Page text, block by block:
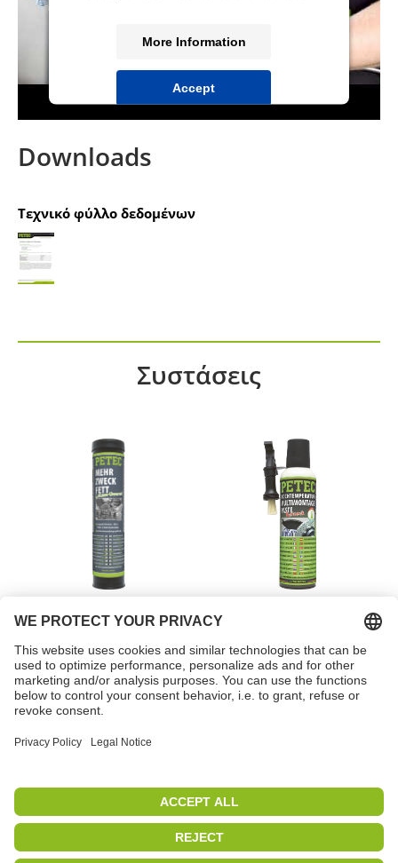
More Information
Accept
powered byUsercentrics Consent
Downloads
Τεχνικό φύλλο δεδομένων
Συστάσεις
Γράσο πολλαπλών
αριθ. τεμαχίου 94444
υψηλές θερμοκρασίες
PETEC | WE CREATE CONNECTIONS